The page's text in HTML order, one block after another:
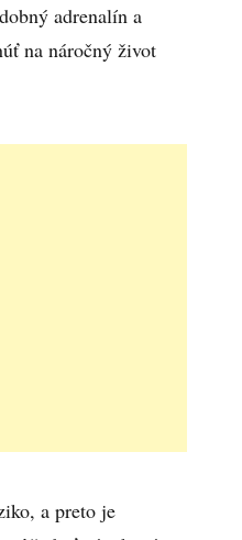
adrenalín a
na náročný život
a preto je